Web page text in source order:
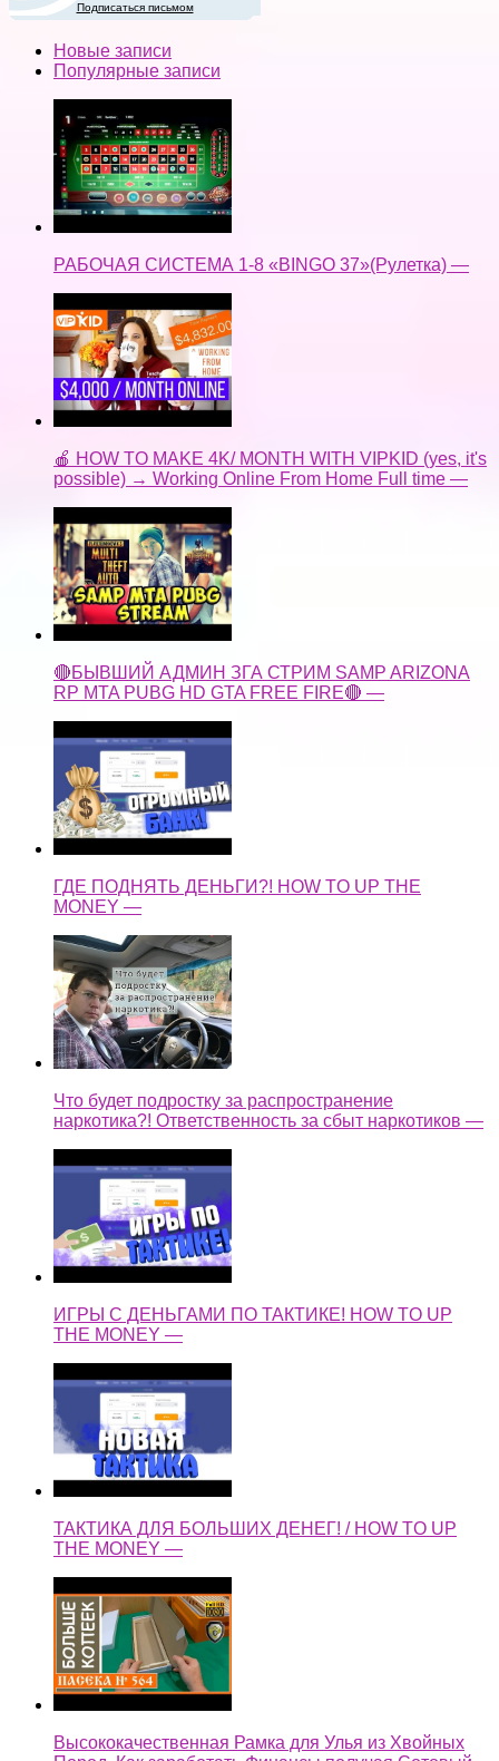
Подписаться письмом
Новые записи
Популярные записи
РАБОЧАЯ СИСТЕМА 1-8 «BINGO 37»(Рулетка) —
🍎 HOW TO MAKE 4K/ MONTH WITH VIPKID (yes, it's
possible) → Working Online From Home Full time —
🔴БЫВШИЙ АДМИН ЗГА СТРИМ SAMP ARIZONA
RP MTA PUBG HD GTA FREE FIRE🔴 —
ГДЕ ПОДНЯТЬ ДЕНЬГИ?! HOW TO UP THE
MONEY —
Что будет подростку за распространение
наркотика?! Ответственность за сбыт наркотиков —
ИГРЫ С ДЕНЬГАМИ ПО ТАКТИКЕ! HOW TO UP
THE MONEY —
ТАКТИКА ДЛЯ БОЛЬШИХ ДЕНЕГ! / HOW TO UP
THE MONEY —
Высококачественная Рамка для Улья из Хвойных